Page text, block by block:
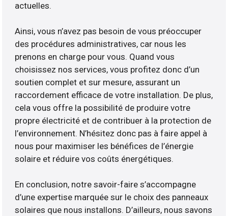
actuelles.
Ainsi, vous n’avez pas besoin de vous préoccuper
des procédures administratives, car nous les
prenons en charge pour vous. Quand vous
choisissez nos services, vous profitez donc d’un
soutien complet et sur mesure, assurant un
raccordement efficace de votre installation. De plus,
cela vous offre la possibilité de produire votre
propre électricité et de contribuer à la protection de
l’environnement. N’hésitez donc pas à faire appel à
nous pour maximiser les bénéfices de l’énergie
solaire et réduire vos coûts énergétiques.
En conclusion, notre savoir-faire s’accompagne
d’une expertise marquée sur le choix des panneaux
solaires que nous installons. D’ailleurs, nous savons